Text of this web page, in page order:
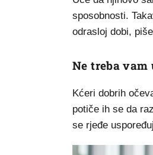
sposobnosti.
odrasloj dobi,
Ne treba vam
Kćeri dobrih
potiče ih se da
se rjeđe